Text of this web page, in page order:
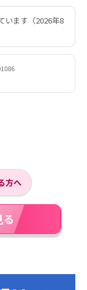
います（2026年8
方へ